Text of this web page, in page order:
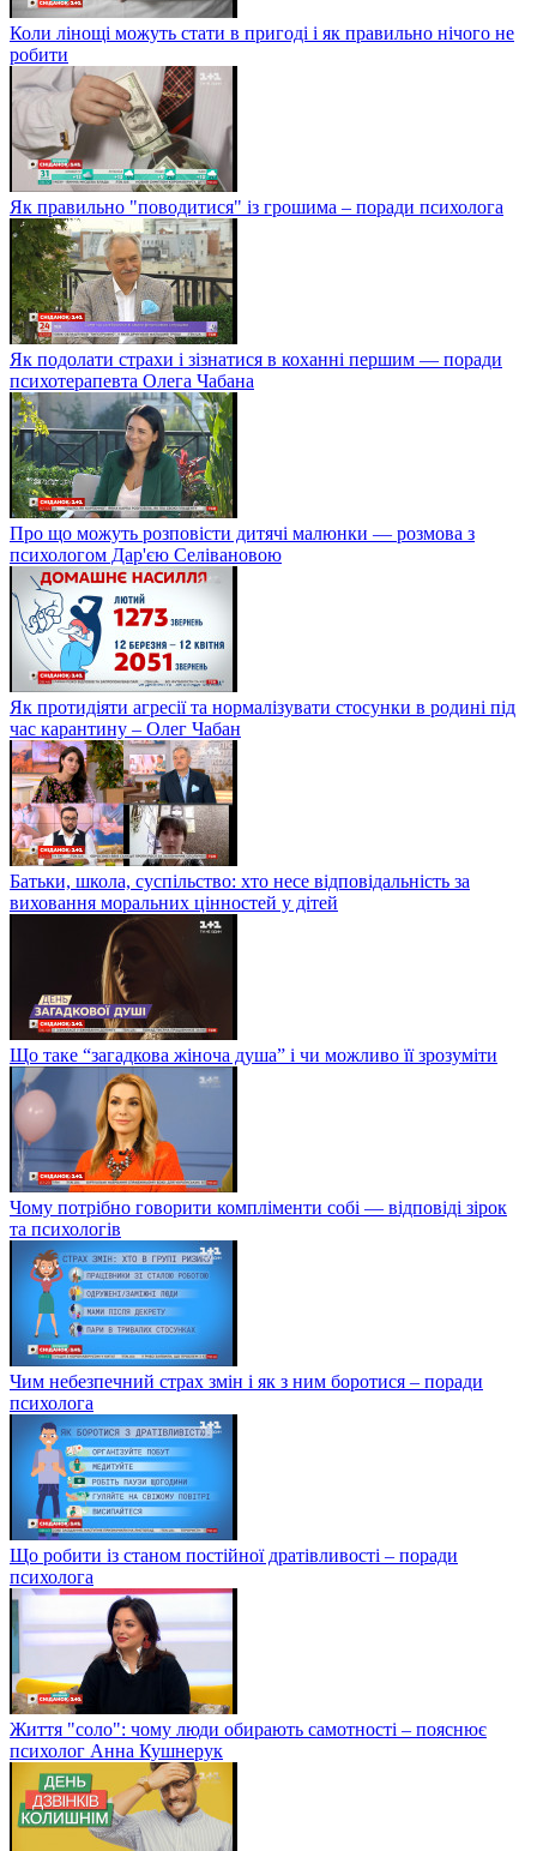
Коли лінощі можуть стати в пригоді і як правильно нічого не
робити
Як правильно "поводитися" із грошима – поради психолога
Як подолати страхи і зізнатися в коханні першим — поради
психотерапевта Олега Чабана
Про що можуть розповісти дитячі малюнки — розмова з
психологом Дар'єю Селівановою
Як протидіяти агресії та нормалізувати стосунки в родині під
час карантину – Олег Чабан
Батьки, школа, суспільство: хто несе відповідальність за
виховання моральних цінностей у дітей
Що таке “загадкова жіноча душа” і чи можливо її зрозуміти
Чому потрібно говорити компліменти собі — відповіді зірок
та психологів
Чим небезпечний страх змін і як з ним боротися – поради
психолога
Що робити із станом постійної дратівливості – поради
психолога
Життя "соло": чому люди обирають самотності – пояснює
психолог Анна Кушнерук